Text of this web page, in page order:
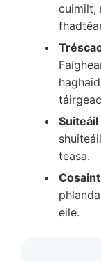
cuimilt,
Suiteáil
teasa.
eile.